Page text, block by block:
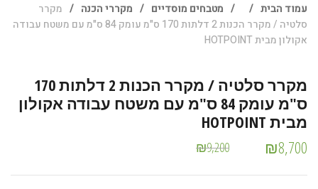
עמוד הבית /
/ מטבחים מוסדיים / מקררי הכנה / מקרר
סלטיה / מקרר הכנות 2 דלתות 170 ס"מ עומק 84 ס"מ עם משטח עבודה
אקולון מבית HOTPOINT
מקרר סלטיה / מקרר הכנות 2 דלתות 170
ס"מ עומק 84 ס"מ עם משטח עבודה אקולון
מבית HOTPOINT
₪9,200 ₪8,700